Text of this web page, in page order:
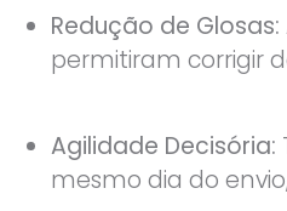
Redução de Glosas:
permitiram corrigir
Agilidade Decisória:
mesmo dia do